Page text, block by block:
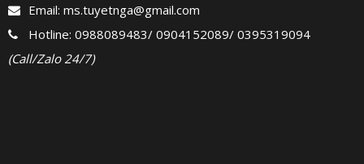
Email: ms.tuyetnga@gmail.com
Hotline: 0988089483/ 0904152089/ 0395319094
(Call/Zalo 24/7)